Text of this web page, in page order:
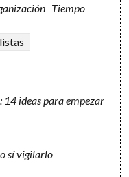
Tiempo
listas
14 ideas para empezar
sí vigilarlo